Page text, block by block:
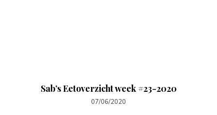
Sab’s Eetoverzicht week #23-2020
07/06/2020